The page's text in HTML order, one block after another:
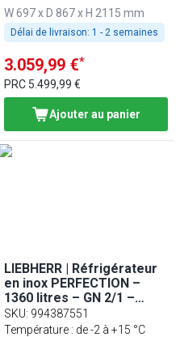
W 697 x D 867 x H 2115 mm
Délai de livraison: 1 - 2 semaines
3.059,99 €*
PRC 5.499,99 €
Ajouter au panier
LIEBHERR | Réfrigérateur
en inox PERFECTION –
1360 litres – GN 2/1 –
intérieur en inox – avec 2
portes et WiFi
SKU: 994387551
Température : de -2 à +15 °C